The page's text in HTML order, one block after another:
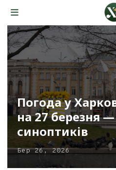
Погода у
на 27 березня
синоптиків
Бер 26, 2026